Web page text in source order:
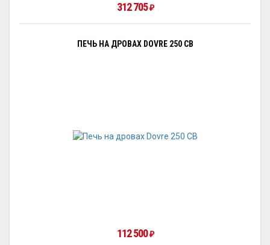
312 705 ₽
ПЕЧЬ НА ДРОВАХ DOVRE 250 CB
112 500 ₽